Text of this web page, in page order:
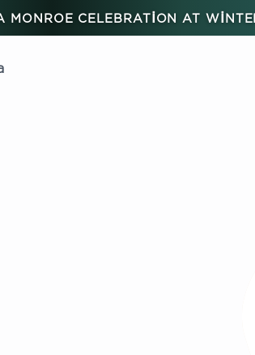
MONROE CELEBRATION AT